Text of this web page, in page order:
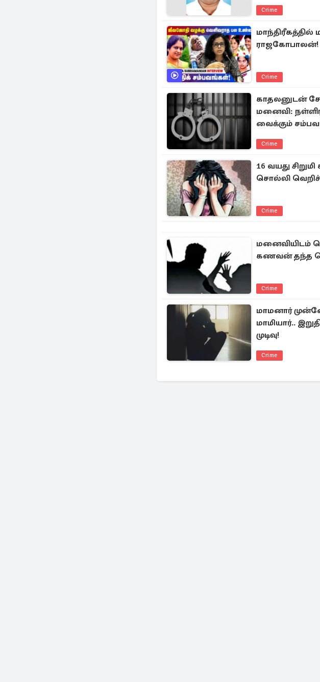
Crime
Crime
காதலனுடன்
மனைவி:
வைக்கும்
Crime
16 வயது
சொல்லி
Crime
மனைவியிடம்
கணவன் தந்த
Crime
மாமனார்
மாமியார்..
முடிவு!
Crime